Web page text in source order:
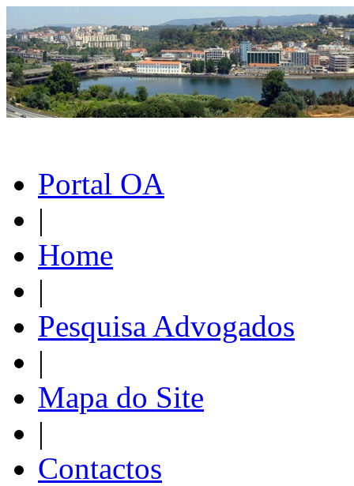
Portal OA
|
Home
|
Pesquisa Advogados
|
Mapa do Site
|
Contactos